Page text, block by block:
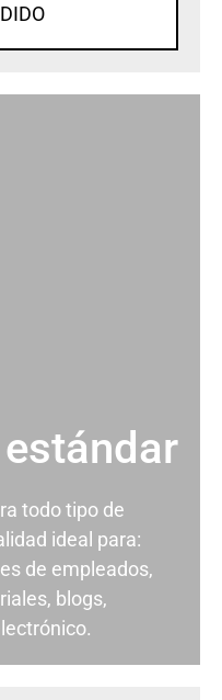
todo tipo de
ideal para:
de empleados,
blogs,